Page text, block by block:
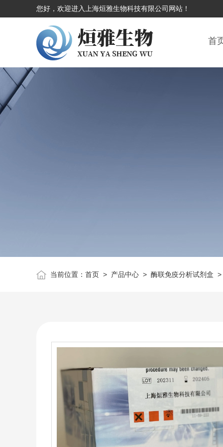
您好，欢迎进入上海烜雅生物科技有限公司网站！
首
当前位置： 首页> 产品中心> 酶联免疫分析试剂盒